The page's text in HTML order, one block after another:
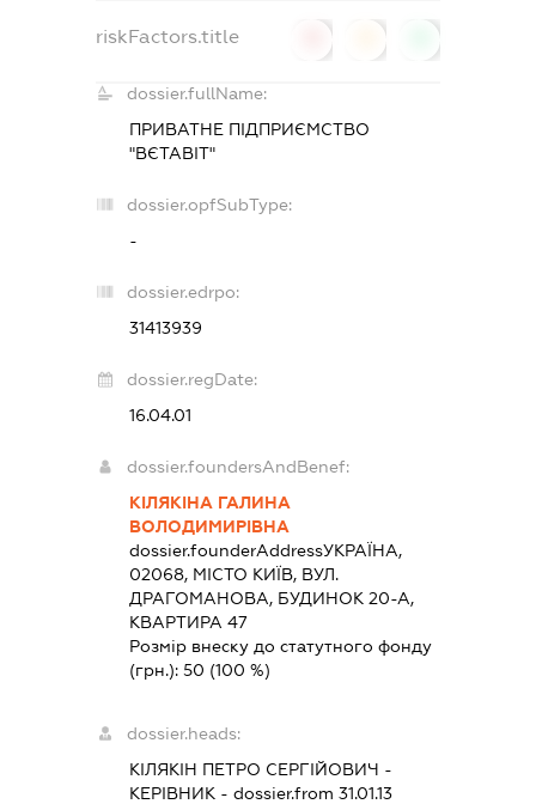
riskFactors.title
dossier.fullName:
ПРИВАТНЕ ПІДПРИЄМСТВО
"ВЄТАВІТ"
dossier.opfSubType:
-
dossier.edrpo:
31413939
dossier.regDate:
16.04.01
dossier.foundersAndBenef:
КІЛЯКІНА ГАЛИНА
ВОЛОДИМИРІВНА
dossier.founderAddressУКРАЇНА,
02068, МІСТО КИЇВ, ВУЛ.
ДРАГОМАНОВА, БУДИНОК 20-А,
КВАРТИРА 47
Розмір внеску до статутного фонду
(грн.): 50 (100 %)
dossier.heads:
КІЛЯКІН ПЕТРО СЕРГІЙОВИЧ -
КЕРІВНИК - dossier.from 31.01.13